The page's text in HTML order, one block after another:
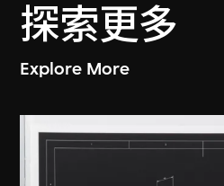
探索更多
Explore More